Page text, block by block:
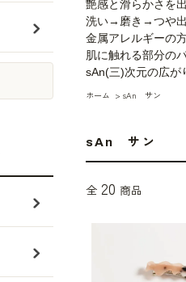
艶感と滑らかさを
洗い→磨き→つや出
金属アレルギーの
肌に触れる部分の
sAn(三)次元の広が
ホーム > sAn サン
sAn サン
全 20 商品